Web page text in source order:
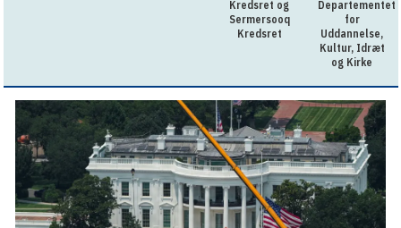
Kredsret og
Sermersooq
Kredsret
Departementet
for
Uddannelse,
Kultur, Idræt
og Kirke